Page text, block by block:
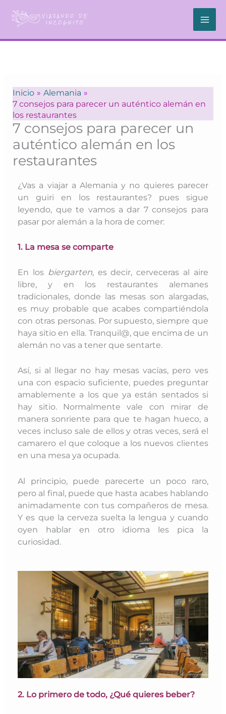
contenido
Inicio
Alemania
7 consejos para parecer un auténtico alemán en
los restaurantes
7 consejos para parecer un
auténtico alemán en los
restaurantes
¿Vas a viajar a Alemania y no quieres parecer
un guiri en los restaurantes? pues sigue
leyendo, que te vamos a dar 7 consejos para
pasar por alemán a la hora de comer:
1. La mesa se comparte
En los biergarten, es decir, cerveceras al aire
libre, y en los restaurantes alemanes
tradicionales, donde las mesas son alargadas,
es muy probable que acabes compartiéndola
con otras personas. Por supuesto, siempre que
haya sitio en ella. Tranquil@, que encima de un
alemán no vas a tener que sentarte.
Así, si al llegar no hay mesas vacías, pero ves
una con espacio suficiente, puedes preguntar
amablemente a los que ya están sentados si
hay sitio. Normalmente vale con mirar de
manera sonriente para que te hagan hueco, a
veces incluso sale de ellos y otras veces, será el
camarero el que coloque a los nuevos clientes
en una mesa ya ocupada.
Al principio, puede parecerte un poco raro,
pero al final, puede que hasta acabes hablando
animadamente con tus compañeros de mesa.
Y es que la cerveza suelta la lengua y cuando
oyen hablar en otro idioma les pica la
curiosidad.
2. Lo primero de todo, ¿Qué quieres beber?